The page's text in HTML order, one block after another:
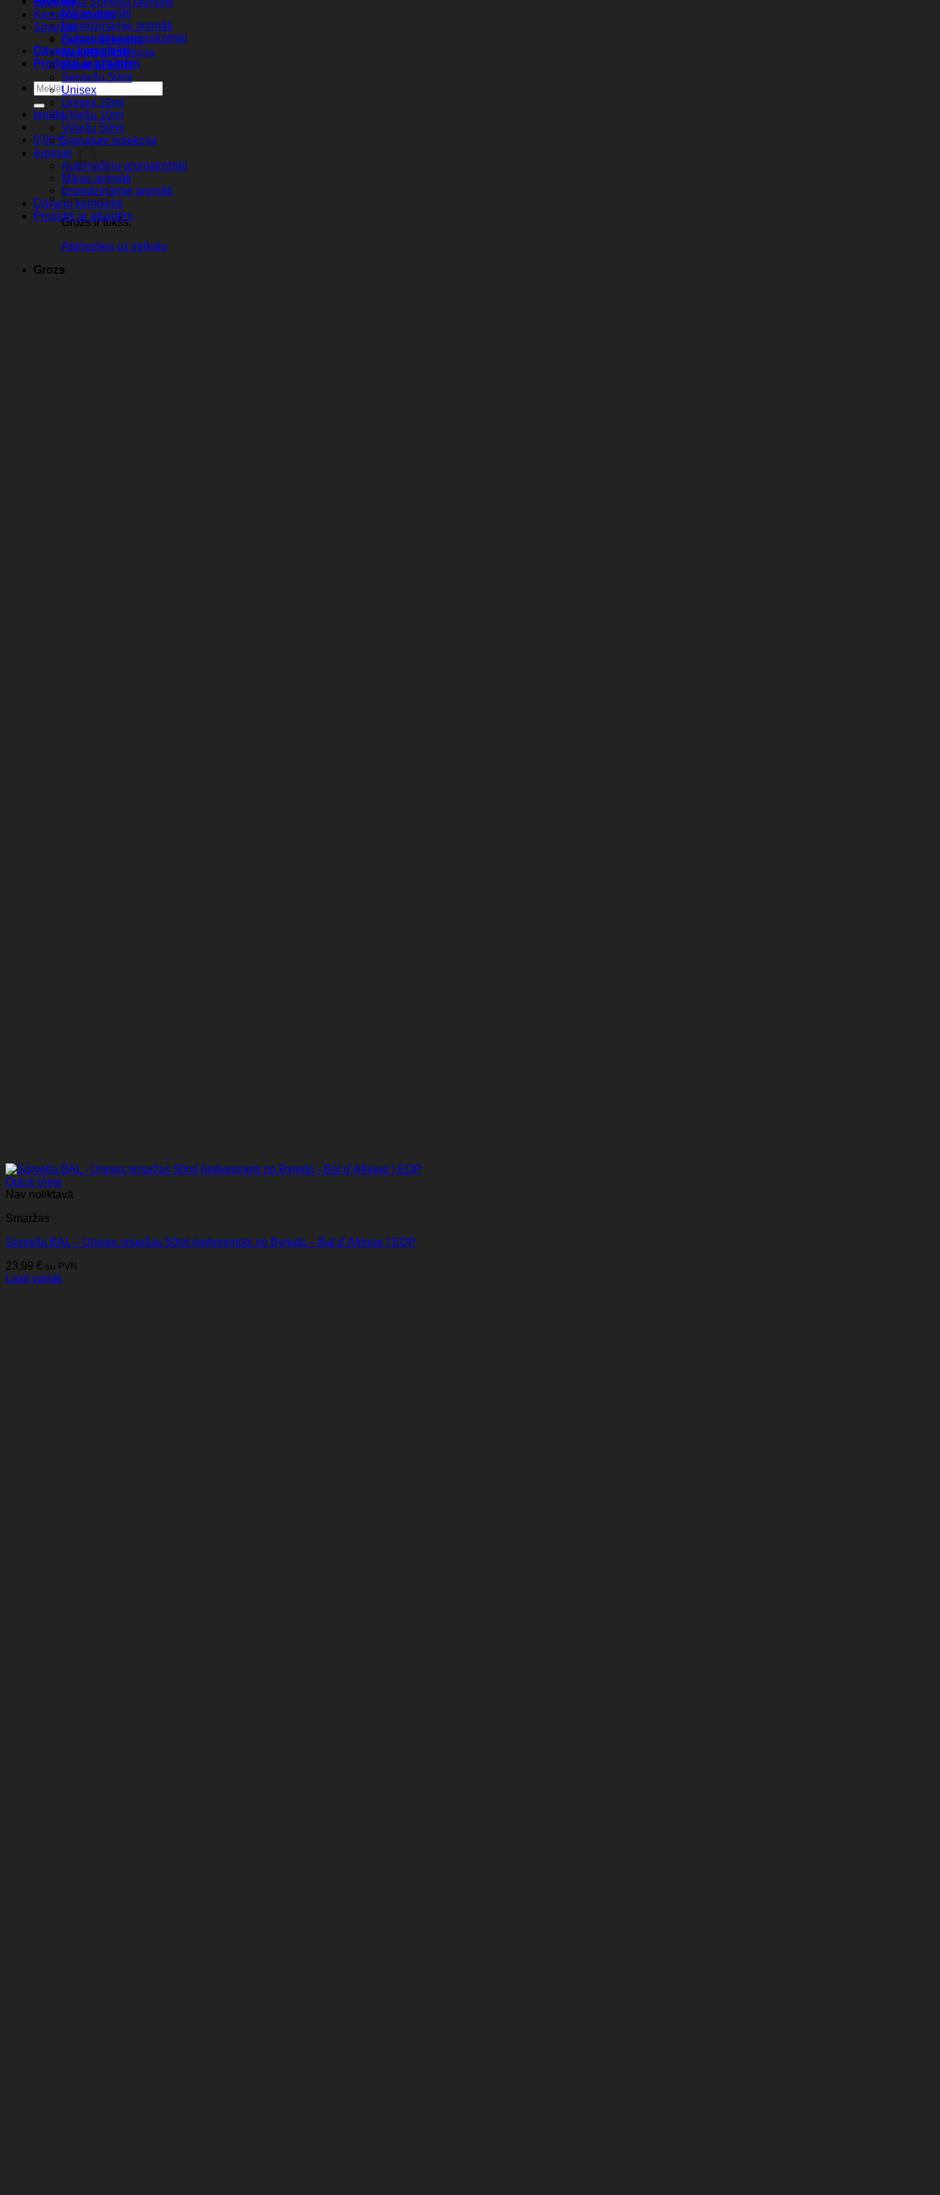
Mājas aromāti
Izsmidzināmie aromāti
Automašīnu aromatizētāji
Dāvanu komplekti
Produkti ar atlaidēm
Meklēt:
Ienākt
0,00 €
Grozs ir tukšs.
Atgriezties uz veikalu
Grozs
Ķermeņa miglas
Smaržas
Galaxy kolekcija
Mountain kolekcija
Sieviešu 10ml
Sieviešu 50ml
Unisex
Unisex 10ml
Vīriešu 10ml
Vīriešu 50ml
Signature kolekcija
Aromati
Automašīnu aromatizētāji
Mājas aromāti
Izsmidzināmie aromāti
Dāvanu komplekti
Produkti ar atlaidēm
Quick View
Nav noliktavā
Smaržas
Sorvella BAL – Unisex smaržas 50ml (iedvesmots no Byredo – Bal d´Afrique ) EDP
23,99 € su PVN
Lasīt vairāk